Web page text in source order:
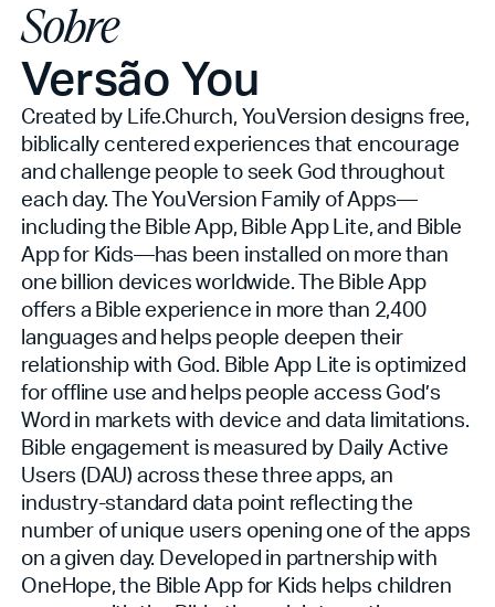
Sobre
Versão You
Created by Life.Church, YouVersion designs free,
biblically centered experiences that encourage
and challenge people to seek God throughout
each day. The YouVersion Family of Apps—
including the Bible App, Bible App Lite, and Bible
App for Kids—has been installed on more than
one billion devices worldwide. The Bible App
offers a Bible experience in more than 2,400
languages and helps people deepen their
relationship with God. Bible App Lite is optimized
for offline use and helps people access God’s
Word in markets with device and data limitations.
Bible engagement is measured by Daily Active
Users (DAU) across these three apps, an
industry-standard data point reflecting the
number of unique users opening one of the apps
on a given day. Developed in partnership with
OneHope, the Bible App for Kids helps children